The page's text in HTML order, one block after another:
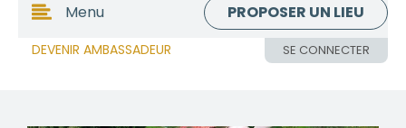
DEVENIR AMBASSADEUR SE CONNECTER
Menu PROPOSER UN LIEU